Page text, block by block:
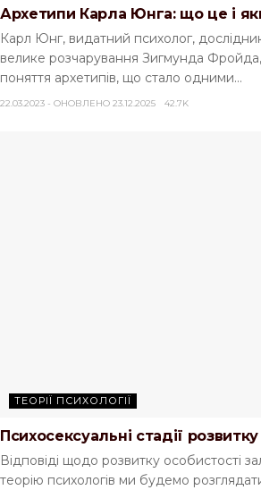
Архетипи Карла Юнга: що це і
Карл Юнг, видатний психолог,
велике розчарування Зигмунда Фройда,
поняття архетипів, що стало одними...
22.03.2023 - ОНОВЛЕНО 23.12.2025 42.7K
ТЕОРІЇ ПСИХОЛОГІЇ
Психосексуальні стадії
Відповіді щодо розвитку особистості
теорію психологів ми будемо